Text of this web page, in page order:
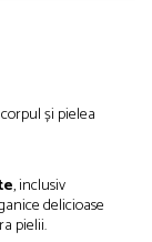
și pielea
, inclusiv
delicioase
pielii.